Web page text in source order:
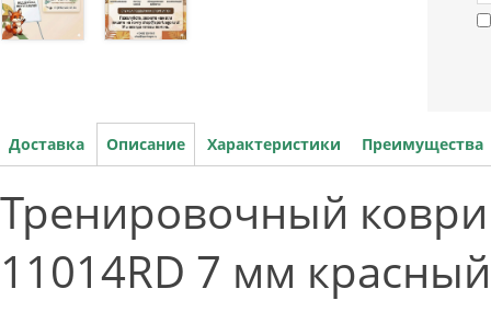
Доставка Описание Характеристики Преимущества
Тренировочный
11014RD 7 мм